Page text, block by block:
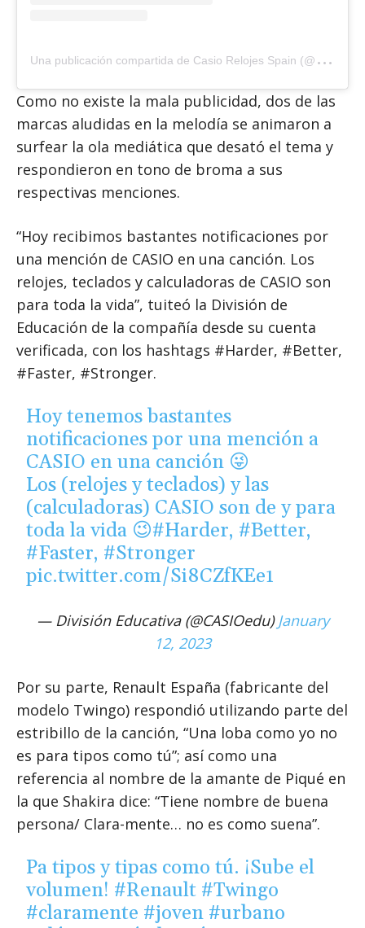
U
na publicación compartida de Casio Relojes Spain (@casiorelojes_es)
Como no existe la mala publicidad, dos de las
marcas aludidas en la melodía se animaron a
surfear la ola mediática que desató el tema y
respondieron en tono de broma a sus
respectivas menciones.
“Hoy recibimos bastantes notificaciones por
una mención de CASIO en una canción. Los
relojes, teclados y calculadoras de CASIO son
para toda la vida”, tuiteó la División de
Educación de la compañía desde su cuenta
verificada, con los hashtags #Harder, #Better,
#Faster, #Stronger.
Hoy tenemos bastantes
notificaciones por una mención a
CASIO en una canción 😜
Los (relojes y teclados) y las
(calculadoras) CASIO son de y para
toda la vida 😉#Harder, #Better,
#Faster, #Stronger
pic.twitter.com/Si8CZfKEe1
— División Educativa (@CASIOedu)January
12, 2023
Por su parte, Renault España (fabricante del
modelo Twingo) respondió utilizando parte del
estribillo de la canción, “Una loba como yo no
es para tipos como tú”; así como una
referencia al nombre de la amante de Piqué en
la que Shakira dice: “Tiene nombre de buena
persona/ Clara-mente… no es como suena”.
Pa tipos y tipas como tú. ¡Sube el
volumen! #Renault #Twingo
#claramente #joven #urbano